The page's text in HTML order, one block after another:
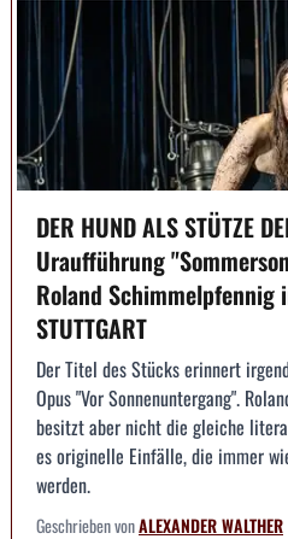
DER HUND ALS STÜTZE
Uraufführung
Roland Schimmelpfennig
STUTTGART
Der Titel des Stücks erinnert
Opus "Vor Sonnenuntergang".
besitzt aber nicht die gleiche
es originelle Einfälle, die immer
werden.
Geschrieben vonALEXANDER WALTHER